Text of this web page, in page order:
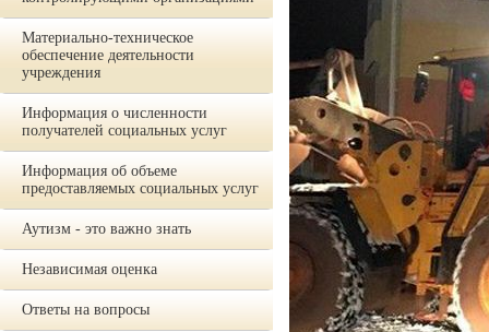
Материально-техническое
обеспечение деятельности
учреждения
Информация о численности
получателей социальных услуг
Информация об объеме
предоставляемых социальных услуг
Аутизм - это важно знать
Независимая оценка
Ответы на вопросы